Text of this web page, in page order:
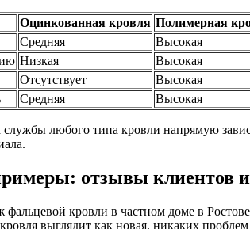
Оцинкованная кровля Полимерная
Средняя
Высокая
Низкая
Высокая
Отсутствует
Высокая
Средняя Высокая
любого типа кровли напрямую
отзывы клиентов
фальцевой кровли в частном доме в
выглядит как новая, никаких